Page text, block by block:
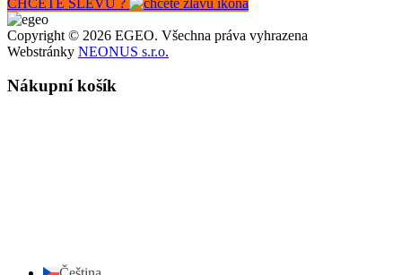
Copyright © 2026 EGEO. Všechna práva vyhrazena
Webstránky NEONUS s.r.o.
Nákupní košík